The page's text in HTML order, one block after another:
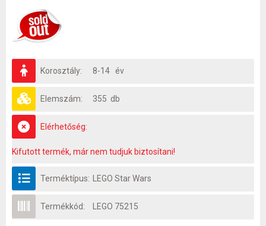
Korosztály: 8-14 év
Elemszám: 355 db
Elérhetőség:
Kifutott termék, már nem tudjuk biztosítani!
Terméktípus: LEGO Star Wars
Termékkód: LEGO 75215